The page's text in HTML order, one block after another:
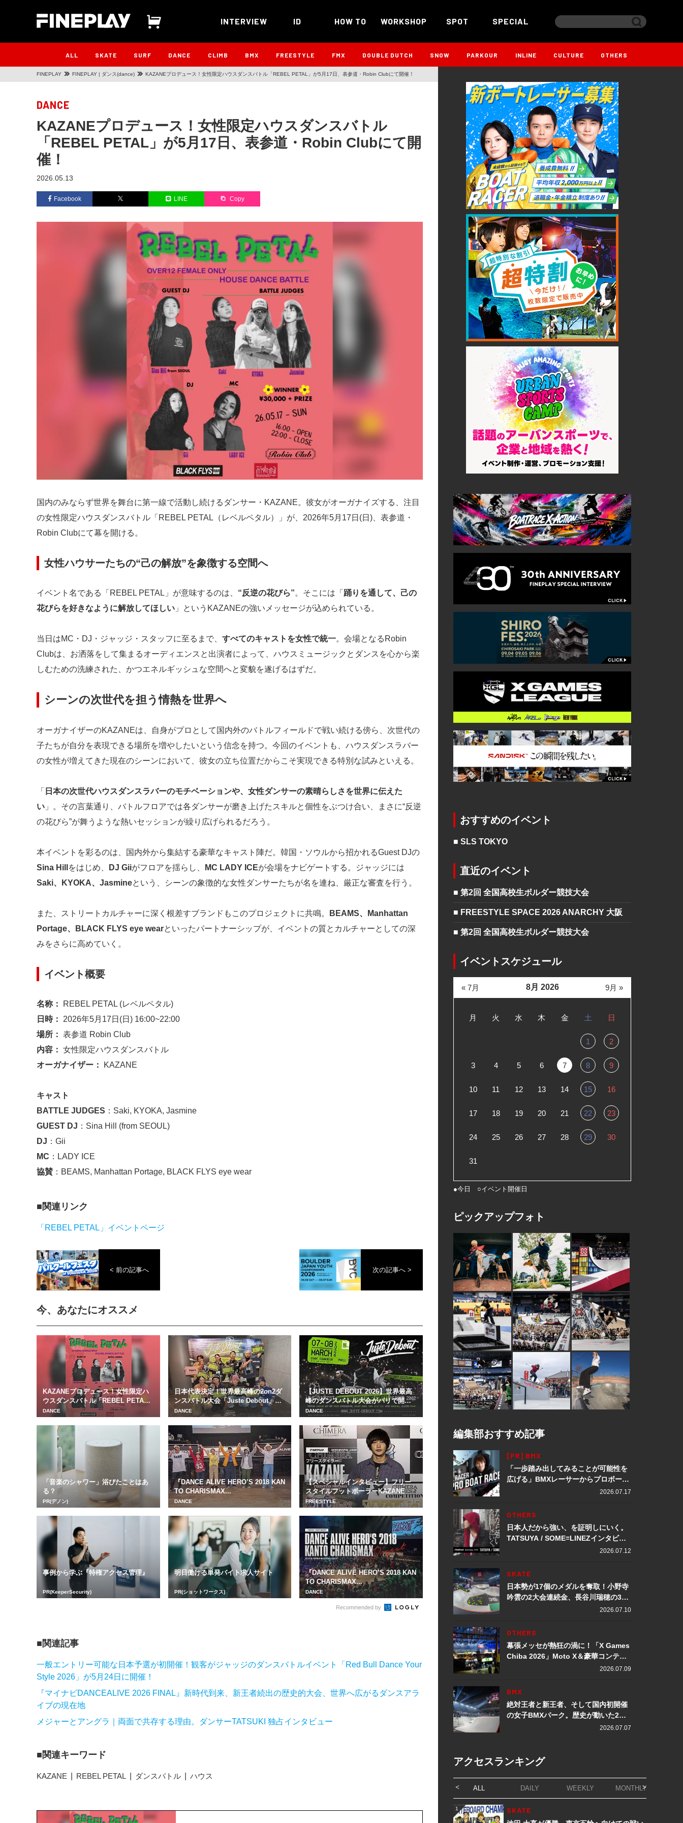
INTERVIEW ID HOW TO WORKSHOP SPOT SPECIAL
ALL SKATE SURF DANCE CLIMB BMX FREESTYLE FMX DOUBLE DUTCH SNOW PARKOUR INLINE CULTURE OTHERS
FINEPLAY FINEPLAY | ダンス(dance) KAZANEプロデュース！女性限定ハウスダンスバトル「REBEL PETAL」が5月17日、表参道・Robin Clubにて開催！
DANCE
KAZANEプロデュース！女性限定ハウスダンスバトル
「REBEL PETAL」が5月17日、表参道・Robin Clubにて開
催！
2026.05.13
Facebook LINE Copy
国内のみならず世界を舞台に第一線で活動し続けるダンサー・KAZANE。彼女がオーガナイズする、注目
の女性限定ハウスダンスバトル「REBEL PETAL（レベルペタル）」が、2026年5月17日(日)、表参道・
Robin Clubにて幕を開ける。
女性ハウサーたちの“己の解放”を象徴する空間へ
イベント名である「REBEL PETAL」が意味するのは、 “反逆の花びら”。そこには「 踊りを通して、己の
花びらを好きなように解放してほしい 」というKAZANEの強いメッセージが込められている。
当日はMC・DJ・ジャッジ・スタッフに至るまで、 すべてのキャストを女性で統一。会場となるRobin
Clubは、お洒落をして集まるオーディエンスと出演者によって、ハウスミュージックとダンスを心から楽
しむための洗練された、かつエネルギッシュな空間へと変貌を遂げるはずだ。
シーンの次世代を担う情熱を世界へ
オーガナイザーのKAZANEは、自身がプロとして国内外のバトルフィールドで戦い続ける傍ら、次世代の
子たちが自分を表現できる場所を増やしたいという信念を持つ。今回のイベントも、ハウスダンスラバー
の女性が増えてきた現在のシーンにおいて、彼女の立ち位置だからこそ実現できる特別な試みといえる。
「 日本の次世代ハウスダンスラバーのモチベーションや、女性ダンサーの素晴らしさを世界に伝えた
い 」。その言葉通り、バトルフロアでは各ダンサーが磨き上げたスキルと個性をぶつけ合い、まさに“反逆
の花びら”が舞うような熱いセッションが繰り広げられるだろう。
本イベントを彩るのは、国内外から集結する豪華なキャスト陣だ。韓国・ソウルから招かれるGuest DJの
Sina Hill をはじめ、 DJ Giiがフロアを揺らし、 MC LADY ICEが会場をナビゲートする。ジャッジには
Saki、KYOKA、Jasmineという、シーンの象徴的な女性ダンサーたちが名を連ね、厳正な審査を行う。
また、ストリートカルチャーに深く根差すブランドもこのプロジェクトに共鳴。
BEAMS、Manhattan
Portage、BLACK FLYS eye wearといったパートナーシップが、イベントの質とカルチャーとしての深
みをさらに高めていく。
イベント概要
名称：
REBEL PETAL (レベルペタル)
日時：
2026年5月17日(日) 16:00~22:00
場所： 表参道 Robin Club
内容： 女性限定ハウスダンスバトル
オーガナイザー：
KAZANE
キャスト
BATTLE JUDGES ：Saki, KYOKA, Jasmine
GUEST DJ ：Sina Hill (from SEOUL)
DJ ：Gii
MC ：LADY ICE
協賛 ：BEAMS, Manhattan Portage, BLACK FLYS eye wear
関連リンク
「REBEL PETAL」イベントページ
< 前の記事へ 次の記事へ >
今、あなたにオススメ
KAZANEプロデュース！女性限定ハ
ウスダンスバトル「REBEL PETA
L」が...
DANCE
日本代表決定！世界最高峰の2on2ダ
ンスバトル大会「Juste Debout」
日...
DANCE
【JUSTE DEBOUT 2026】世界最高
峰のダンスバトル大会がパリで開
催！
DANCE
「音楽のシャワー」浴びたことはあ
る？
PR(デノン)
『DANCE ALIVE HERO’S 2018 KAN
TO CHARISMAX...
DANCE
【スペシャルインタビュー】フリー
スタイルフットボーラーKAZANE
FREESTYLE
事例から学ぶ『特権アクセス管理』
PR(KeeperSecurity)
明日働ける単発バイト求人サイト
PR(ショットワークス)
『DANCE ALIVE HERO’S 2018 KAN
TO CHARISMAX...
DANCE
Recommended by
関連記事
一般エントリー可能な日本予選が初開催！観客がジャッジのダンスバトルイベント「Red Bull Dance Your
Style 2026」が5月24日に開催！
『マイナビDANCEALIVE 2026 FINAL』新時代到来、新王者続出の歴史的大会、世界へ広がるダンスアラ
イブの現在地
メジャーとアングラ｜両面で共存する理由。ダンサーTATSUKI 独占インタビュー
関連キーワード
KAZANE REBEL PETAL ダンスバトル ハウス
おすすめのイベント
■ SLS TOKYO
直近のイベント
■ 第2回 全国高校生ボルダー競技大会
■ FREESTYLE SPACE 2026 ANARCHY 大阪
■ 第2回 全国高校生ボルダー競技大会
イベントスケジュール
8月 2026
月 火 水 木 金 土 日
1 2
3 4 5 6 7 8 9
10 11 12 13 14 15 16
17 18 19 20 21 22 23
24 25 26 27 28 29 30
31
« 7月 9月 »
●今日 ○イベント開催日
ピックアップフォト
編集部おすすめ記事
[PR] BMX
「一歩踏み出してみることが可能性を
広げる」BMXレーサーからプロボート
レーサーへ転身。上田龍星が体現する
2026.07.17
OTHERS
日本人だから強い、を証明しにいく。
TATSUYA / SOME≡LINEZインタビュ
2026.07.12
SKATE
日本勢が17個のメダルを奪取！小野寺
吟雲の2大会連続金、長谷川瑞穂の3メ
ダル獲得など数々の快挙をプレイバッ
2026.07.10
OTHERS
幕張メッセが熱狂の渦に！「X Games
Chiba 2026」Moto X＆豪華コンテン
2026.07.09
BMX
絶対王者と新王者、そして国内初開催
の女子BMXパーク。歴史が動いた2日
2026.07.07
アクセスランキング
ALL DAILY WEEKLY MONTHLY
1 SKATE